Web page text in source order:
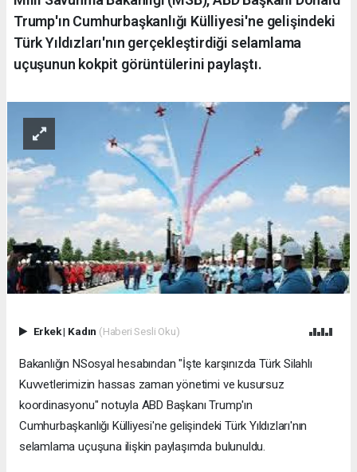
Trump'ın Cumhurbaşkanlığı Külliyesi'ne gelişindeki
Türk Yıldızları'nın gerçekleştirdiği selamlama
uçuşunun kokpit görüntülerini paylaştı.
Erkek| Kadın (Haberi Sesli Oku)
Bakanlığın NSosyal hesabından "İşte karşınızda Türk Silahlı
Kuvvetlerimizin hassas zaman yönetimi ve kusursuz
koordinasyonu" notuyla ABD Başkanı Trump'ın
Cumhurbaşkanlığı Külliyesi'ne gelişindeki Türk Yıldızları'nın
selamlama uçuşuna ilişkin paylaşımda bulunuldu.